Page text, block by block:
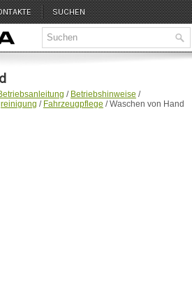
SUCHEN
/ Betriebshinweise /
/ Fahrzeugpflege / Waschen von Hand